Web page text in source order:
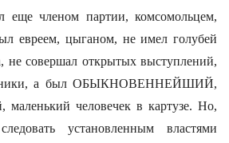
членом партии, комсомольцем,
евреем, цыганом, не имел голубей
не совершал открытых выступлений,
а был ОБЫКНОВЕННЕЙШИЙ,
маленький человечек в картузе. Но,
установленным властями